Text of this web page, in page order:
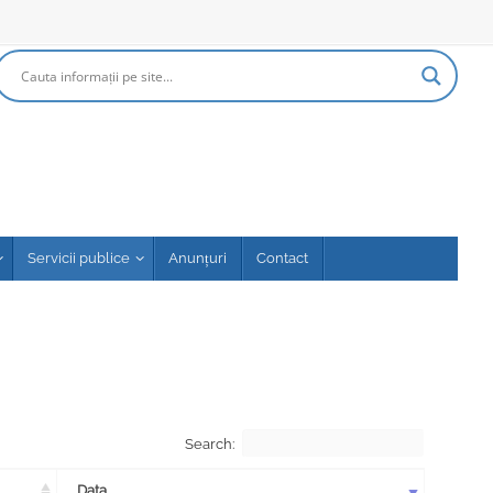
Servicii publice Anunțuri Contact
Search: